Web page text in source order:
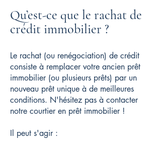
Qu’est-ce que le rachat de
crédit immobilier ?
Le rachat (ou renégociation) de crédit
consiste à remplacer votre ancien prêt
immobilier (ou plusieurs prêts) par un
nouveau prêt unique à de meilleures
conditions. N'hésitez pas à contacter
notre courtier en prêt immobilier !
Il peut s'agir :